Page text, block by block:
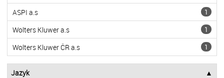
ASPI a.s 1
Wolters Kluwer a.s 1
Wolters Kluwer ČR a.s 1
Jazyk